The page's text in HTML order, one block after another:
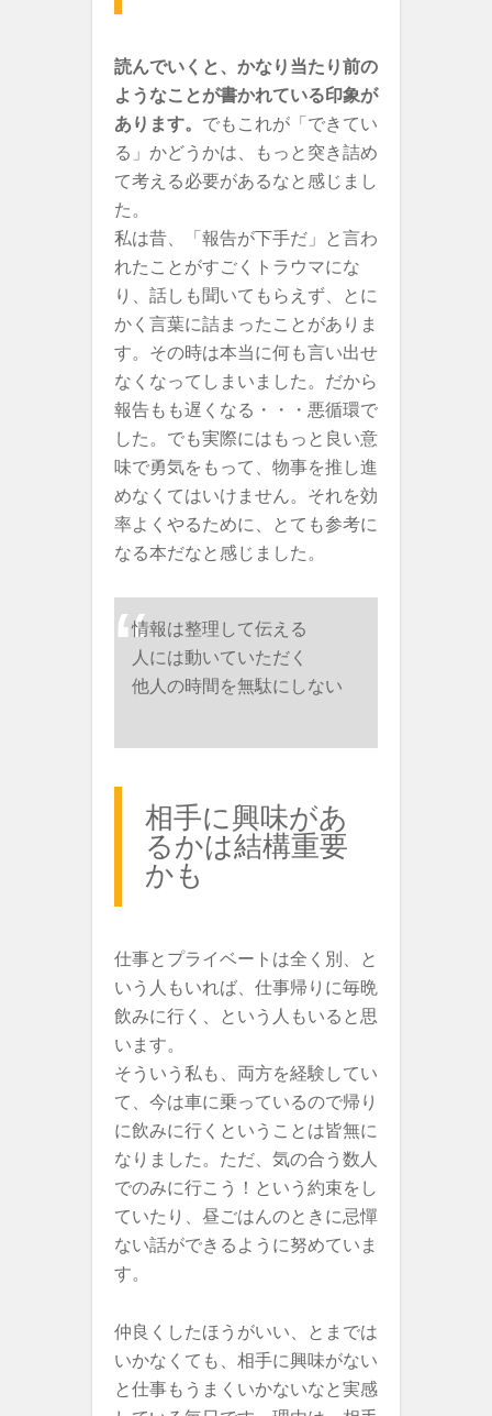
読んでいくと、かなり当たり前の
ようなことが書かれている印象が
あります。 でもこれが「できてい
る」かどうかは、もっと突き詰め
て考える必要があるなと感じまし
た。
私は昔、「報告が下手だ」と言わ
れたことがすごくトラウマにな
り、話しも聞いてもらえず、とに
かく言葉に詰まったことがありま
す。その時は本当に何も言い出せ
なくなってしまいました。だから
報告もも遅くなる・・・悪循環で
した。でも実際にはもっと良い意
味で勇気をもって、物事を推し進
めなくてはいけません。それを効
率よくやるために、とても参考に
なる本だなと感じました。
情報は整理して伝える
人には動いていただく
他人の時間を無駄にしない
相手に興味があ
るかは結構重要
かも
仕事とプライベートは全く別、と
いう人もいれば、仕事帰りに毎晩
飲みに行く、という人もいると思
います。
そういう私も、両方を経験してい
て、今は車に乗っているので帰り
に飲みに行くということは皆無に
なりました。ただ、気の合う数人
でのみに行こう！という約束をし
ていたり、昼ごはんのときに忌憚
ない話ができるように努めていま
す。
仲良くしたほうがいい、とまでは
いかなくても、相手に興味がない
と仕事もうまくいかないなと実感